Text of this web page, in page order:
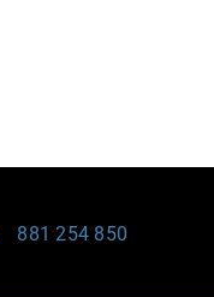
881 254 850